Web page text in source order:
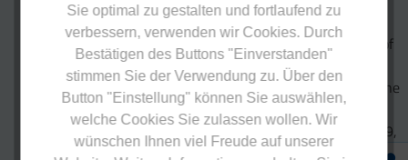
Sie optimal zu gestalten und fortlaufend zu
verbessern, verwenden wir Cookies. Durch
Bestätigen des Buttons "Einverstanden"
stimmen Sie der Verwendung zu. Über den
Button "Einstellung" können Sie auswählen,
welche Cookies Sie zulassen wollen. Wir
wünschen Ihnen viel Freude auf unserer
claim related to docosahexaenoic acid (DHA) and
maintenance of normal (fasting) blood concentrations of
triglycerides (ID 533, 691, 3150), protection of blood
lipids from oxidative damage (ID 630), contribution to the
maintenance or achievement of a normal body weight
(ID 629), brain, eye and nerve development (ID 627, 689,
704, 742, 3148, 3151), maintenance of normal brain